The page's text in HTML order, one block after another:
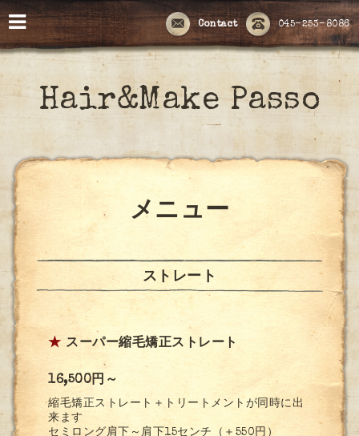
045-253-8086
Contact
Hair&Make Passo
メニュー
ストレート
★ スーパー縮毛矯正ストレート
16,500円～
縮毛矯正ストレート＋トリートメントが同時に出
来ます
セミロング肩下～肩下15センチ（＋550円）